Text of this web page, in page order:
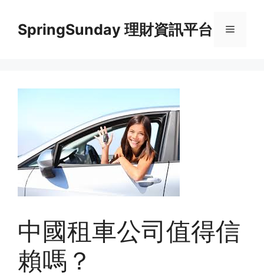
contentSpringSunday 理財資訊平台 Menu
中國租車公司值得信
賴嗎？